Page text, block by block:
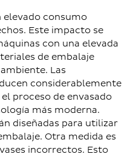
elevado consumo
Este impacto se
con una elevada
de embalaje
Las
considerablemente
proceso de envasado
más moderna.
diseñadas para utilizar
Otra medida es
incorrectos. Esto